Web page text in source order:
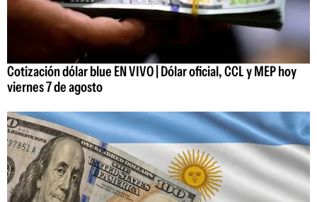
Cotización dólar blue EN VIVO | Dólar oficial, CCL y MEP hoy
viernes 7 de agosto